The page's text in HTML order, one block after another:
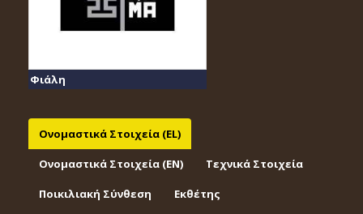
Φιάλη
Ονομαστικά Στοιχεία (EL)
Ονομαστικά Στοιχεία (EΝ) Τεχνικά Στοιχεία
Ποικιλιακή Σύνθεση Εκθέτης